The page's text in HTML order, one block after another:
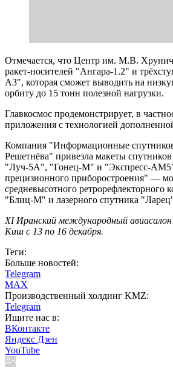
Отмечается, что Центр им. М.В.
ракет-носителей "Ангара-1.2" и
А3", которая сможет выводить на
орбиту до 15 тонн полезной нагрузки.
Главкосмос продемонстрирует, в
приложения с технологией
Компания "Информационные
Решетнёва" привезла макеты
"Луч-5А", "Гонец-М" и "Экспресс-
прецизионного приборостроения" —
средневысотного ретрорефлекторного
"Блиц-М" и лазерного спутника
XI Иранский международный
Киш с 13 по 16 декабря.
Теги:
Больше новостей:
Telegram
MAX
Производственный холдинг KMZ:
Telegram
Ищите нас в:
ВКонтакте
Яндекс Дзен
YouTube